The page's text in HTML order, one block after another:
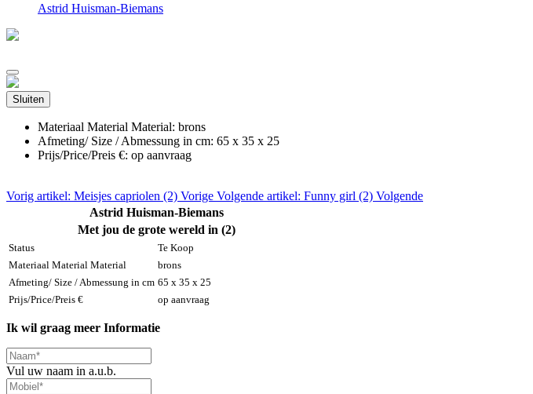
Astrid Huisman-Biemans
Sluiten
Materiaal Material Material: brons
Afmeting/ Size / Abmessung in cm: 65 x 35 x 25
Prijs/Price/Preis €: op aanvraag
Vorig artikel: Meisjes capriolen (2) Vorige Volgende artikel: Funny girl (2) Volgende
Astrid Huisman-Biemans
Met jou de grote wereld in (2)
Status
Te Koop
Materiaal Material Material
brons
Afmeting/ Size / Abmessung in cm 65 x 35 x 25
Prijs/Price/Preis €
op aanvraag
Ik wil graag meer Informatie
Vul uw naam in a.u.b.